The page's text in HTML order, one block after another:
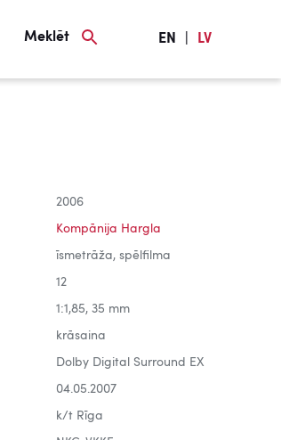
Meklēt EN LV
2006
Kompānija Hargla
īsmetrāža, spēlfilma
12
1:1,85, 35 mm
krāsaina
Dolby Digital Surround EX
04.05.2007
k/t Rīga